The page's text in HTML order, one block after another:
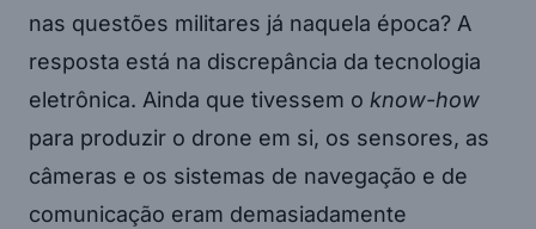
nas questões militares já naquela época? A
resposta está na discrepância da tecnologia
eletrônica. Ainda que tivessem o know-how
para produzir o drone em si, os sensores, as
câmeras e os sistemas de navegação e de
comunicação eram demasiadamente